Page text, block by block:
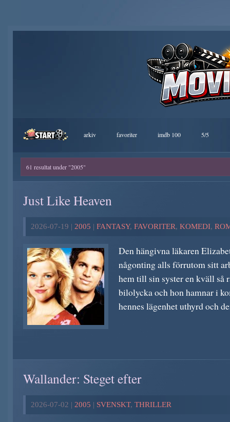
arkiv favoriter imdb 100 5/5
61 resultat under "2005"
Just Like Heaven
2026-07-19 | 2005 | FANTASY, FAVORITER, KOMEDI,
Den hängivna läkaren
någonting alls förrutom sitt
hem till sin syster en kväll så
bilolycka och hon hamnar i
hennes lägenhet uthyrd och
Wallander: Steget efter
2026-07-02 | 2005 | SVENSKT, THRILLER